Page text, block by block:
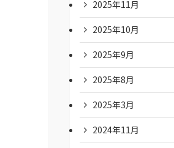
2025年11月
2025年10月
2025年9月
2025年8月
2025年3月
2024年11月